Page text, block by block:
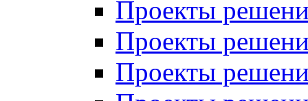
Проекты
Проекты
Проекты